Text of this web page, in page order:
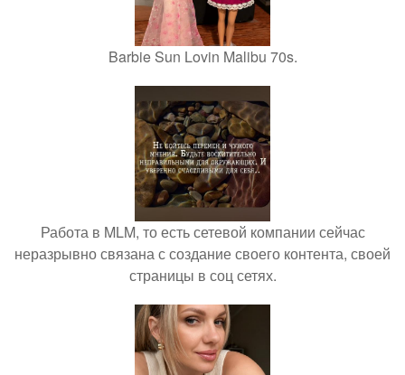
Barbie Sun Lovin Malibu 70s.
Работа в MLM, то есть сетевой компании сейчас
неразрывно связана с создание своего контента, своей
страницы в соц сетях.